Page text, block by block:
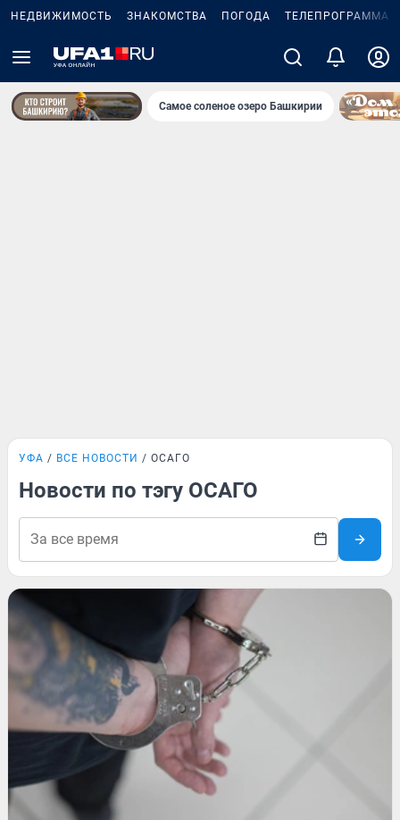
НЕДВИЖИМОСТЬ ЗНАКОМСТВА ПОГОДА ТЕЛЕПРОГРАММА
Самое соленое озеро Башкирии
УФА ВСЕ НОВОСТИ ОСАГО
Новости по тэгу ОСАГО